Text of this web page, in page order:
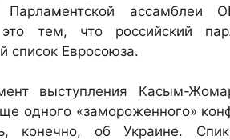
ассамблеи
это тем, что российский
список Евросоюза.
выступления Касым-
одного «замороженного»
конечно, об Украине.